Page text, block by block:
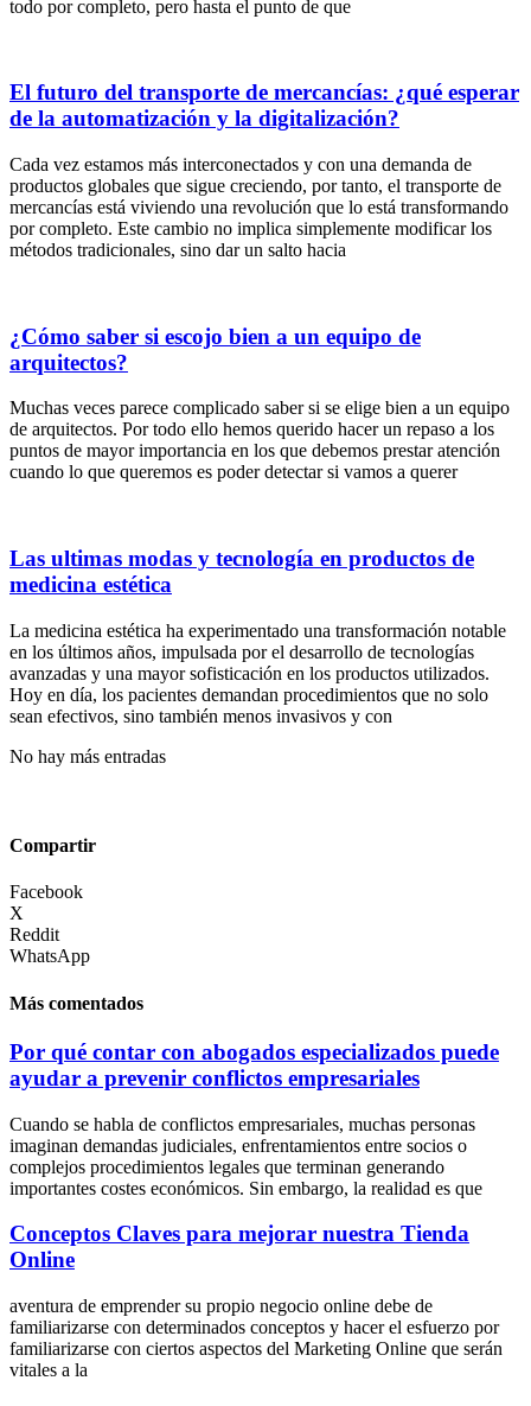
todo por completo, pero hasta el punto de que
El futuro del transporte de mercancías: ¿qué esperar
de la automatización y la digitalización?
Cada vez estamos más interconectados y con una demanda de
productos globales que sigue creciendo, por tanto, el transporte de
mercancías está viviendo una revolución que lo está transformando
por completo. Este cambio no implica simplemente modificar los
métodos tradicionales, sino dar un salto hacia
¿Cómo saber si escojo bien a un equipo de
arquitectos?
Muchas veces parece complicado saber si se elige bien a un equipo
de arquitectos. Por todo ello hemos querido hacer un repaso a los
puntos de mayor importancia en los que debemos prestar atención
cuando lo que queremos es poder detectar si vamos a querer
Las ultimas modas y tecnología en productos de
medicina estética
La medicina estética ha experimentado una transformación notable
en los últimos años, impulsada por el desarrollo de tecnologías
avanzadas y una mayor sofisticación en los productos utilizados.
Hoy en día, los pacientes demandan procedimientos que no solo
sean efectivos, sino también menos invasivos y con
No hay más entradas
Compartir
Facebook
X
Reddit
WhatsApp
Más comentados
Por qué contar con abogados especializados puede
ayudar a prevenir conflictos empresariales
Cuando se habla de conflictos empresariales, muchas personas
imaginan demandas judiciales, enfrentamientos entre socios o
complejos procedimientos legales que terminan generando
importantes costes económicos. Sin embargo, la realidad es que
Conceptos Claves para mejorar nuestra Tienda
Online
aventura de emprender su propio negocio online debe de
familiarizarse con determinados conceptos y hacer el esfuerzo por
familiarizarse con ciertos aspectos del Marketing Online que serán
vitales a la